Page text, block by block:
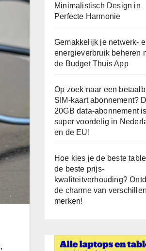
Minimalistisch Design in
Perfecte Harmonie
Gemakkelijk je netwerk-
energieverbruik beheren
de Budget Thuis App
Op zoek naar een
SIM-kaart abonnement?
20GB data-abonnement is
super voordelig in
en de EU!
Hoe kies je de beste
de beste prijs-
kwaliteitverhouding?
de charme van
merken!